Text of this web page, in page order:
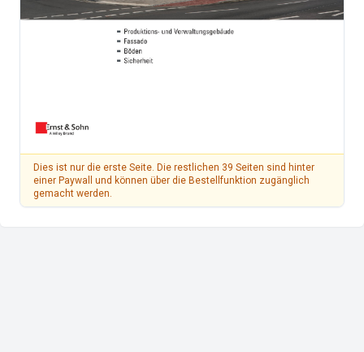
Dies ist nur die erste Seite. Die restlichen 39 Seiten sind hinter
einer Paywall und können über die Bestellfunktion zugänglich
gemacht werden.